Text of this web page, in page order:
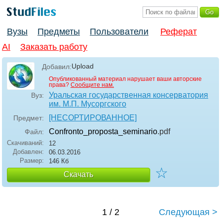
Вузы Предметы Пользователи
Реферат
AI
Заказать работу
Добавил:Upload
Опубликованный материал нарушает ваши авторские
права? Сообщите нам.
Вуз:
Уральская государственная консерватория
им. М.П. Мусоргского
Предмет: [НЕСОРТИРОВАННОЕ]
Файл: Confronto_proposta_seminario.pdf
Скачиваний:
12
Добавлен:
06.03.2016
Размер:
146 Кб
Скачать ☆
1 / 2 Следующая >